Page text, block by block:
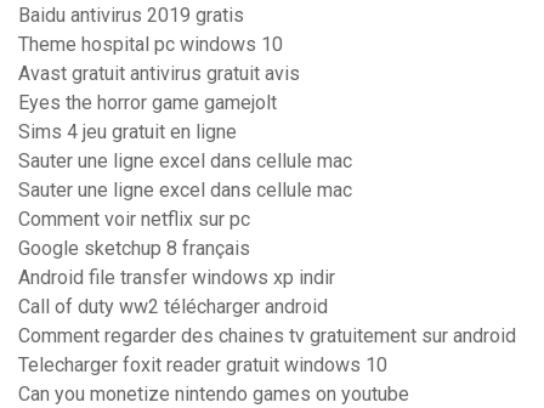
Baidu antivirus 2019 gratis
Theme hospital pc windows 10
Avast gratuit antivirus gratuit avis
Eyes the horror game gamejolt
Sims 4 jeu gratuit en ligne
Sauter une ligne excel dans cellule mac
Sauter une ligne excel dans cellule mac
Comment voir netflix sur pc
Google sketchup 8 français
Android file transfer windows xp indir
Call of duty ww2 télécharger android
Comment regarder des chaines tv gratuitement sur android
Telecharger foxit reader gratuit windows 10
Can you monetize nintendo games on youtube